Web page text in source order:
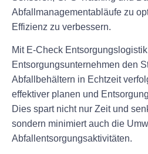
Abfallmanagementabläufe zu
Effizienz zu verbessern.
Mit E-Check
Entsorgungsunternehmen den
Abfallbehältern in Echtzeit
effektiver planen und
Dies spart nicht nur Zeit und
sondern minimiert auch die
Abfallentsorgungsaktivitäten.